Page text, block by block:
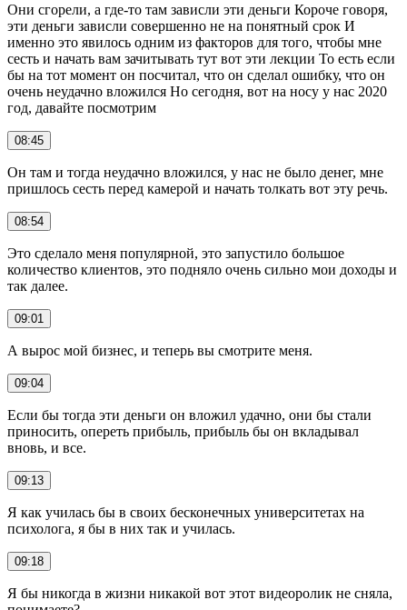
Они сгорели, а где-то там зависли эти деньги Короче говоря,
эти деньги зависли совершенно не на понятный срок И
именно это явилось одним из факторов для того, чтобы мне
сесть и начать вам зачитывать тут вот эти лекции То есть если
бы на тот момент он посчитал, что он сделал ошибку, что он
очень неудачно вложился Но сегодня, вот на носу у нас 2020
год, давайте посмотрим
08:45
Он там и тогда неудачно вложился, у нас не было денег, мне
пришлось сесть перед камерой и начать толкать вот эту речь.
08:54
Это сделало меня популярной, это запустило большое
количество клиентов, это подняло очень сильно мои доходы и
так далее.
09:01
А вырос мой бизнес, и теперь вы смотрите меня.
09:04
Если бы тогда эти деньги он вложил удачно, они бы стали
приносить, опереть прибыль, прибыль бы он вкладывал
вновь, и все.
09:13
Я как училась бы в своих бесконечных университетах на
психолога, я бы в них так и училась.
09:18
Я бы никогда в жизни никакой вот этот видеоролик не сняла,